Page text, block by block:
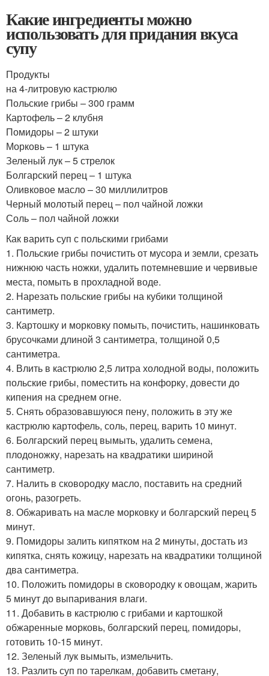
Какие ингредиенты можно
использовать для придания вкуса
супу
Продукты
на 4-литровую кастрюлю
Польские грибы – 300 грамм
Картофель – 2 клубня
Помидоры – 2 штуки
Морковь – 1 штука
Зеленый лук – 5 стрелок
Болгарский перец – 1 штука
Оливковое масло – 30 миллилитров
Черный молотый перец – пол чайной ложки
Соль – пол чайной ложки
Как варить суп с польскими грибами
1. Польские грибы почистить от мусора и земли, срезать
нижнюю часть ножки, удалить потемневшие и червивые
места, помыть в прохладной воде.
2. Нарезать польские грибы на кубики толщиной
сантиметр.
3. Картошку и морковку помыть, почистить, нашинковать
брусочками длиной 3 сантиметра, толщиной 0,5
сантиметра.
4. Влить в кастрюлю 2,5 литра холодной воды, положить
польские грибы, поместить на конфорку, довести до
кипения на среднем огне.
5. Снять образовавшуюся пену, положить в эту же
кастрюлю картофель, соль, перец, варить 10 минут.
6. Болгарский перец вымыть, удалить семена,
плодоножку, нарезать на квадратики шириной
сантиметр.
7. Налить в сковородку масло, поставить на средний
огонь, разогреть.
8. Обжаривать на масле морковку и болгарский перец 5
минут.
9. Помидоры залить кипятком на 2 минуты, достать из
кипятка, снять кожицу, нарезать на квадратики толщиной
два сантиметра.
10. Положить помидоры в сковородку к овощам, жарить
5 минут до выпаривания влаги.
11. Добавить в кастрюлю с грибами и картошкой
обжаренные морковь, болгарский перец, помидоры,
готовить 10-15 минут.
12. Зеленый лук вымыть, измельчить.
13. Разлить суп по тарелкам, добавить сметану,